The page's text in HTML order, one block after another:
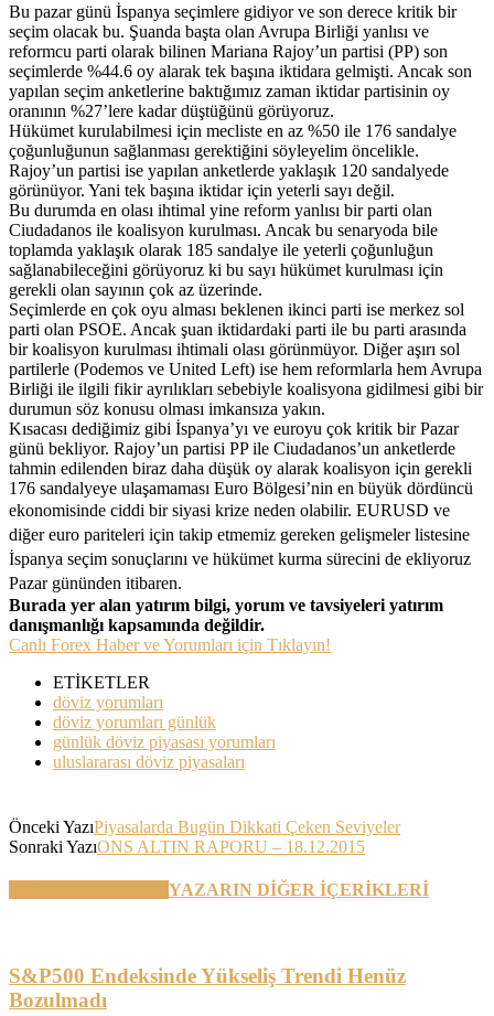
Bu pazar günü İspanya seçimlere gidiyor ve son derece kritik bir
seçim olacak bu. Şuanda başta olan Avrupa Birliği yanlısı ve
reformcu parti olarak bilinen Mariana Rajoy’un partisi (PP) son
seçimlerde %44.6 oy alarak tek başına iktidara gelmişti. Ancak son
yapılan seçim anketlerine baktığımız zaman iktidar partisinin oy
oranının %27’lere kadar düştüğünü görüyoruz.
Hükümet kurulabilmesi için mecliste en az %50 ile 176 sandalye
çoğunluğunun sağlanması gerektiğini söyleyelim öncelikle.
Rajoy’un partisi ise yapılan anketlerde yaklaşık 120 sandalyede
görünüyor. Yani tek başına iktidar için yeterli sayı değil.
Bu durumda en olası ihtimal yine reform yanlısı bir parti olan
Ciudadanos ile koalisyon kurulması. Ancak bu senaryoda bile
toplamda yaklaşık olarak 185 sandalye ile yeterli çoğunluğun
sağlanabileceğini görüyoruz ki bu sayı hükümet kurulması için
gerekli olan sayının çok az üzerinde.
Seçimlerde en çok oyu alması beklenen ikinci parti ise merkez sol
parti olan PSOE. Ancak şuan iktidardaki parti ile bu parti arasında
bir koalisyon kurulması ihtimali olası görünmüyor. Diğer aşırı sol
partilerle (Podemos ve United Left) ise hem reformlarla hem Avrupa
Birliği ile ilgili fikir ayrılıkları sebebiyle koalisyona gidilmesi gibi bir
durumun söz konusu olması imkansıza yakın.
Kısacası dediğimiz gibi İspanya’yı ve euroyu çok kritik bir Pazar
günü bekliyor. Rajoy’un partisi PP ile Ciudadanos’un anketlerde
tahmin edilenden biraz daha düşük oy alarak koalisyon için gerekli
176 sandalyeye ulaşamaması Euro Bölgesi’nin en büyük dördüncü
ekonomisinde ciddi bir siyasi krize neden olabilir. EURUSD ve
diğer euro pariteleri için takip etmemiz gereken gelişmeler listesine
İspanya seçim sonuçlarını ve hükümet kurma sürecini de ekliyoruz
Pazar gününden itibaren.
Burada yer alan yatırım bilgi, yorum ve tavsiyeleri yatırım
danışmanlığı kapsamında değildir.
Canlı Forex Haber ve Yorumları için Tıklayın!
ETİKETLER
döviz yorumları
döviz yorumları günlük
günlük döviz piyasası yorumları
uluslararası döviz piyasaları
Önceki YazıPiyasalarda Bugün Dikkati Çeken Seviyeler
Sonraki YazıONS ALTIN RAPORU – 18.12.2015
YAZARIN DİĞER İÇERİKLERİ
S&P500 Endeksinde Yükseliş Trendi Henüz
Bozulmadı